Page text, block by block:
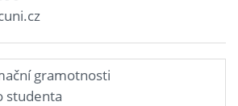
gramotnosti
studenta